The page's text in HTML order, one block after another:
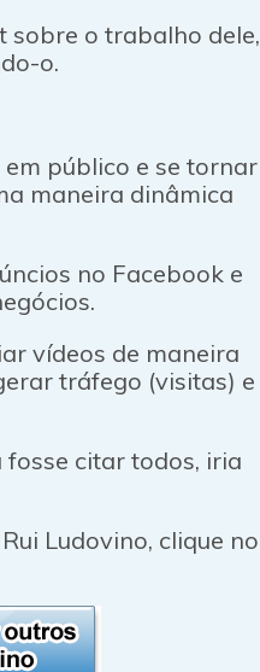
sobre o trabalho dele,
o.
público e se tornar
maneira dinâmica
no Facebook e
vídeos de maneira
tráfego (visitas) e
citar todos, iria
Ludovino, clique no